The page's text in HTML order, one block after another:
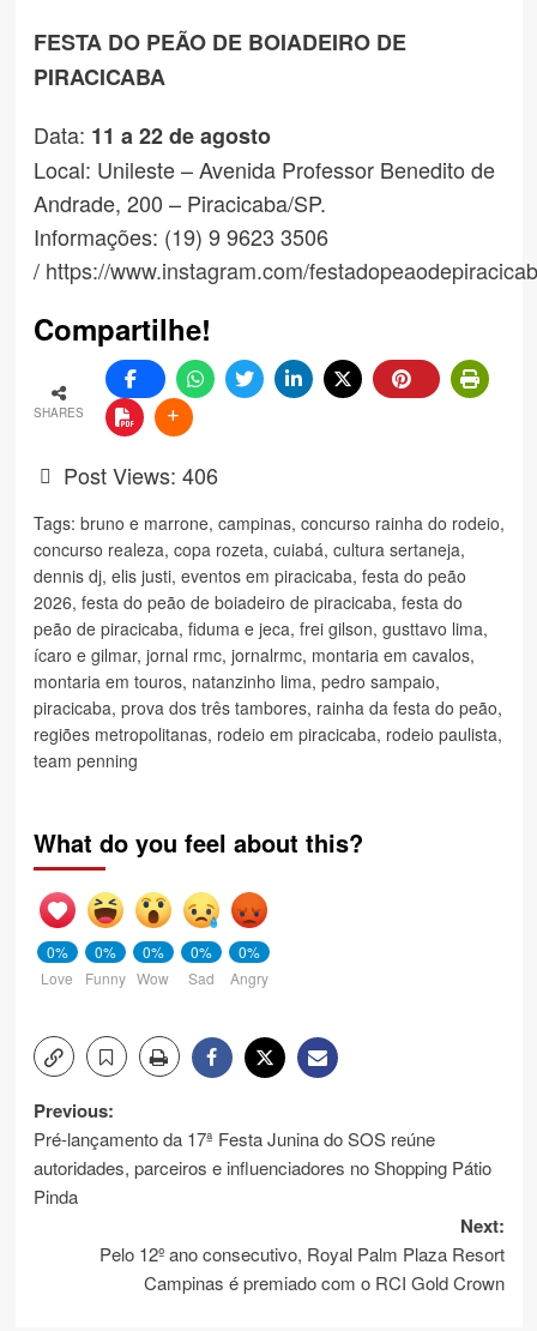
FESTA DO PEÃO DE BOIADEIRO DE
PIRACICABA
Data: 11 a 22 de agosto
Local: Unileste – Avenida Professor Benedito de
Andrade, 200 – Piracicaba/SP.
Informações: (19) 9 9623 3506
/ https://www.instagram.com/
Compartilhe!
SHARES
Post Views: 406
Tags: bruno e marrone, campinas, concurso rainha do rodeio,
concurso realeza, copa rozeta, cuiabá, cultura sertaneja,
dennis dj, elis justi, eventos em piracicaba, festa do peão
2026, festa do peão de boiadeiro de piracicaba, festa do
peão de piracicaba, fiduma e jeca, frei gilson, gusttavo lima,
ícaro e gilmar, jornal rmc, jornalrmc, montaria em cavalos,
montaria em touros, natanzinho lima, pedro sampaio,
piracicaba, prova dos três tambores, rainha da festa do peão,
regiões metropolitanas, rodeio em piracicaba, rodeio paulista,
team penning
What do you feel about this?
0%
Love
0%
Funny
0%
Wow
0%
Sad
0%
Angry
Post
navigation
Previous:
Pré-lançamento da 17ª Festa Junina do SOS reúne
autoridades, parceiros e influenciadores no Shopping Pátio
Pinda
Next:
Pelo 12º ano consecutivo, Royal Palm Plaza Resort
Campinas é premiado com o RCI Gold Crown